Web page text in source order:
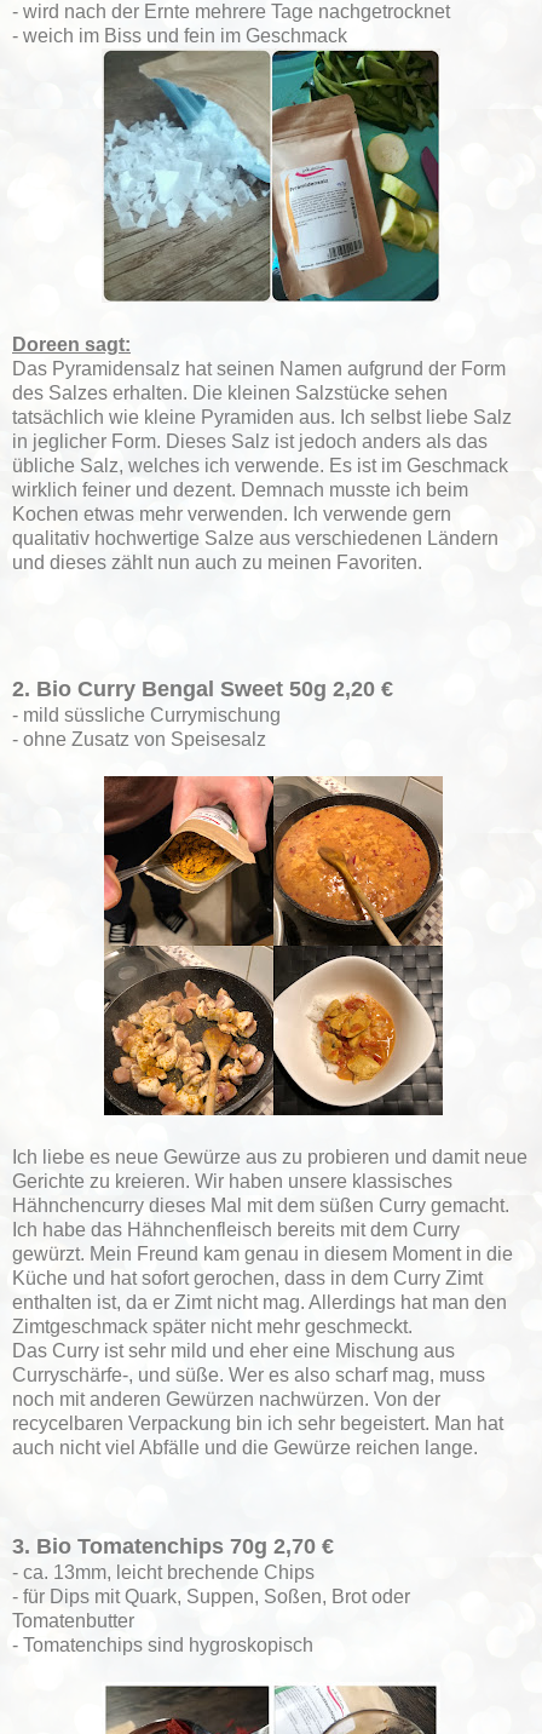
- wird nach der Ernte mehrere Tage nachgetrocknet
- weich im Biss und fein im Geschmack
Doreen sagt:
Das Pyramidensalz hat seinen Namen aufgrund der Form
des Salzes erhalten. Die kleinen Salzstücke sehen
tatsächlich wie kleine Pyramiden aus. Ich selbst liebe Salz
in jeglicher Form. Dieses Salz ist jedoch anders als das
übliche Salz, welches ich verwende. Es ist im Geschmack
wirklich feiner und dezent. Demnach musste ich beim
Kochen etwas mehr verwenden. Ich verwende gern
qualitativ hochwertige Salze aus verschiedenen Ländern
und dieses zählt nun auch zu meinen Favoriten.
2. Bio Curry Bengal Sweet 50g 2,20 €
- mild süssliche Currymischung
- ohne Zusatz von Speisesalz
Ich liebe es neue Gewürze aus zu probieren und damit neue
Gerichte zu kreieren. Wir haben unsere klassisches
Hähnchencurry dieses Mal mit dem süßen Curry gemacht.
Ich habe das Hähnchenfleisch bereits mit dem Curry
gewürzt. Mein Freund kam genau in diesem Moment in die
Küche und hat sofort gerochen, dass in dem Curry Zimt
enthalten ist, da er Zimt nicht mag. Allerdings hat man den
Zimtgeschmack später nicht mehr geschmeckt.
Das Curry ist sehr mild und eher eine Mischung aus
Curryschärfe-, und süße. Wer es also scharf mag, muss
noch mit anderen Gewürzen nachwürzen. Von der
recycelbaren Verpackung bin ich sehr begeistert. Man hat
auch nicht viel Abfälle und die Gewürze reichen lange.
3. Bio Tomatenchips 70g 2,70 €
- ca. 13mm, leicht brechende Chips
- für Dips mit Quark, Suppen, Soßen, Brot oder
Tomatenbutter
- Tomatenchips sind hygroskopisch